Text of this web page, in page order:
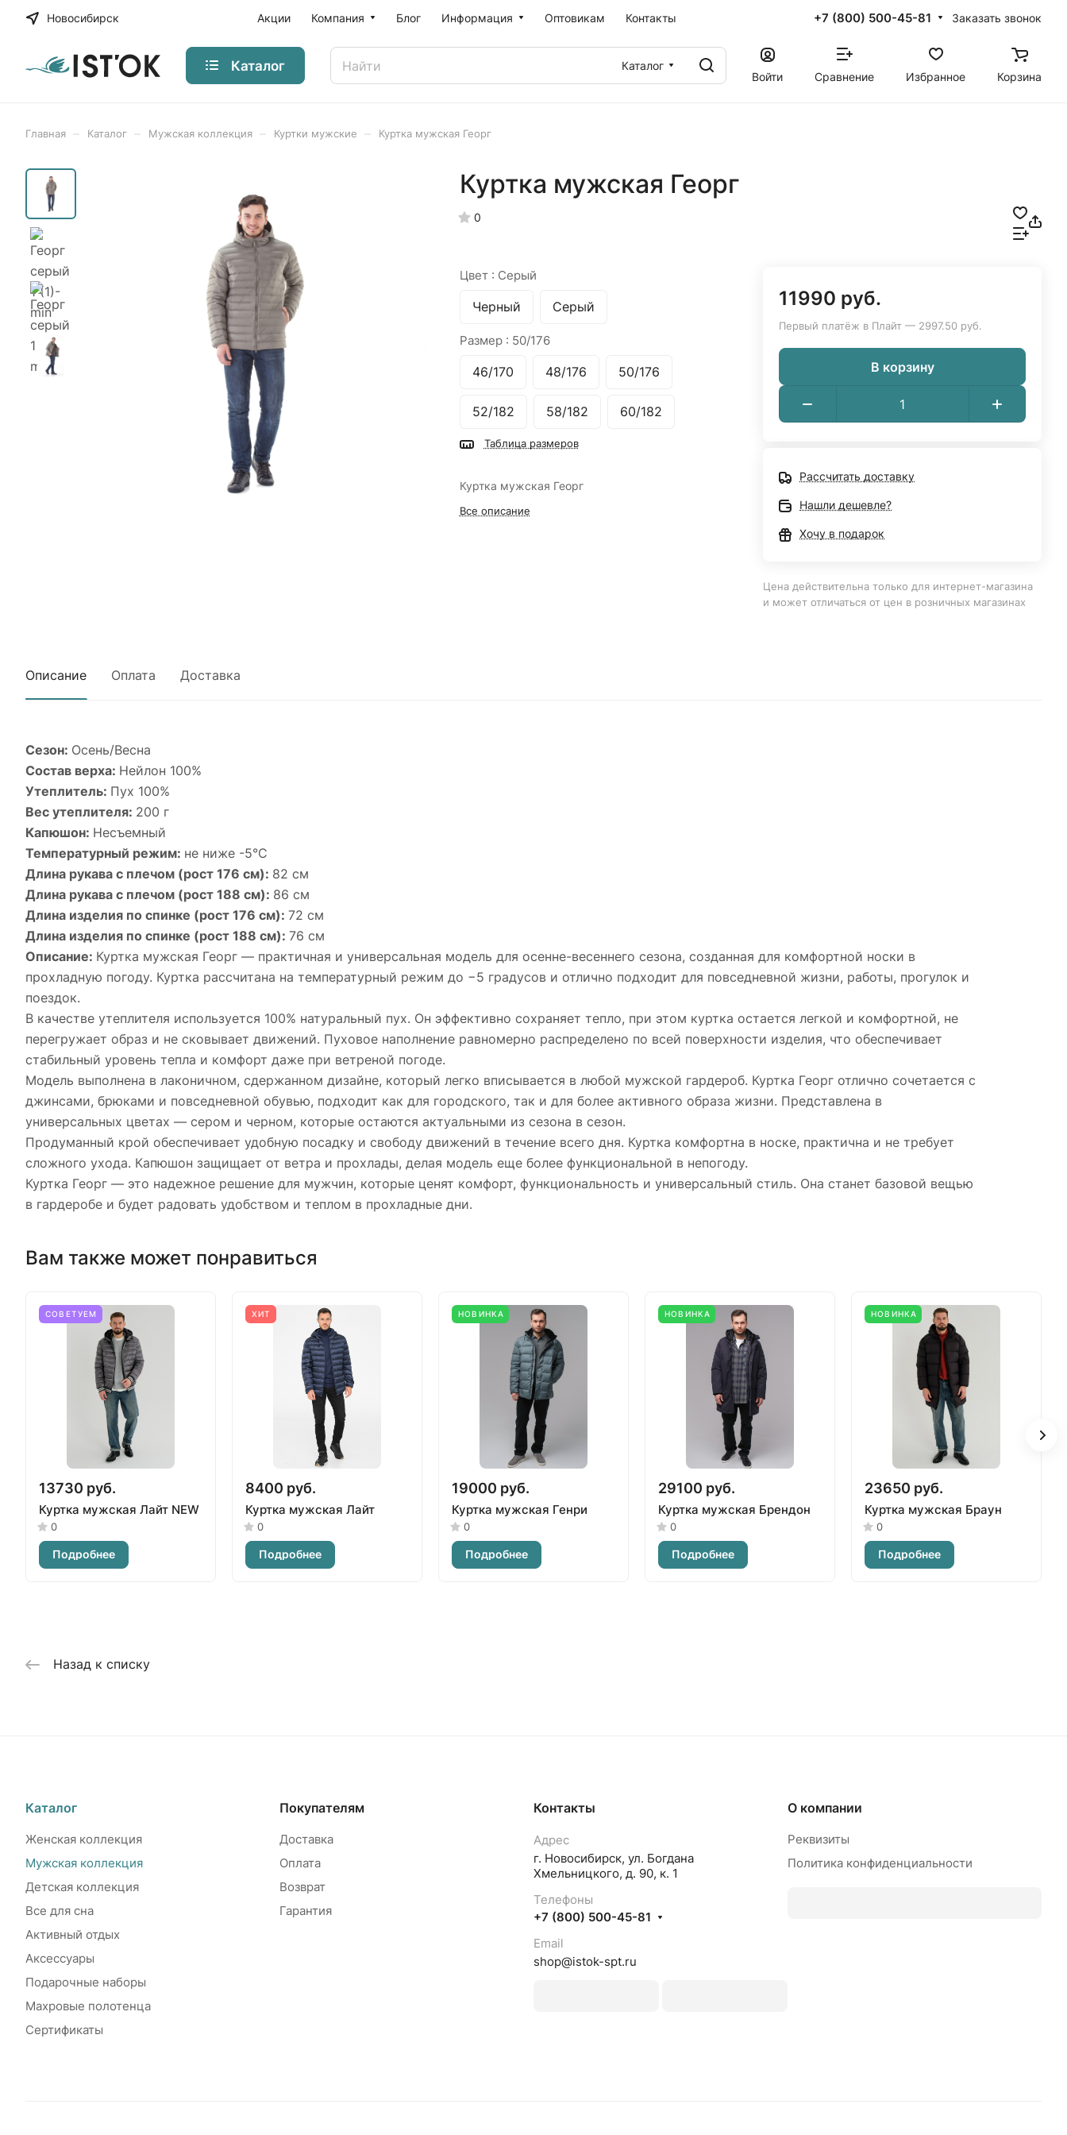
Новосибирск Акции Компания Блог Информация Оптовикам Контакты +7 (800) 500-45-81 Заказать звонок
Каталог
Каталог
Войти
Сравнение Избранное Корзина
Главная Каталог Мужская коллекция Куртки мужские Куртка мужская Георг
Куртка мужская Георг
0
Цвет : Серый
Черный Серый
Размер : 50/176
46/170 48/176 50/176
52/182 58/182 60/182
Таблица размеров
Куртка мужская Георг
Все описание
11990 руб.
Первый платёж в Плайт — 2997.50 руб.
В корзину
Рассчитать доставку
Нашли дешевле?
Хочу в подарок
Цена действительна только для интернет-магазина
и может отличаться от цен в розничных магазинах
Описание Оплата Доставка
Сезон: Осень/Весна
Состав верха: Нейлон 100%
Утеплитель: Пух 100%
Вес утеплителя: 200 г
Капюшон: Несъемный
Температурный режим: не ниже -5°С
Длина рукава с плечом (рост 176 см): 82 см
Длина рукава с плечом (рост 188 см): 86 см
Длина изделия по спинке (рост 176 см): 72 см
Длина изделия по спинке (рост 188 см): 76 см
Описание: Куртка мужская Георг — практичная и универсальная модель для осенне-весеннего сезона, созданная для комфортной носки в
прохладную погоду. Куртка рассчитана на температурный режим до −5 градусов и отлично подходит для повседневной жизни, работы, прогулок и
поездок.
В качестве утеплителя используется 100% натуральный пух. Он эффективно сохраняет тепло, при этом куртка остается легкой и комфортной, не
перегружает образ и не сковывает движений. Пуховое наполнение равномерно распределено по всей поверхности изделия, что обеспечивает
стабильный уровень тепла и комфорт даже при ветреной погоде.
Модель выполнена в лаконичном, сдержанном дизайне, который легко вписывается в любой мужской гардероб. Куртка Георг отлично сочетается с
джинсами, брюками и повседневной обувью, подходит как для городского, так и для более активного образа жизни. Представлена в
универсальных цветах — сером и черном, которые остаются актуальными из сезона в сезон.
Продуманный крой обеспечивает удобную посадку и свободу движений в течение всего дня. Куртка комфортна в носке, практична и не требует
сложного ухода. Капюшон защищает от ветра и прохлады, делая модель еще более функциональной в непогоду.
Куртка Георг — это надежное решение для мужчин, которые ценят комфорт, функциональность и универсальный стиль. Она станет базовой вещью
в гардеробе и будет радовать удобством и теплом в прохладные дни.
Вам также может понравиться
СОВЕТУЕМ
13730 руб.
Куртка мужская Лайт NEW
0
Подробнее
ХИТ
8400 руб.
Куртка мужская Лайт
0
Подробнее
НОВИНКА
19000 руб.
Куртка мужская Генри
0
Подробнее
НОВИНКА
29100 руб.
Куртка мужская Брендон
0
Подробнее
НОВИНКА
23650 руб.
Куртка мужская Браун
0
Подробнее
Назад к списку
Каталог
Женская коллекция
Мужская коллекция
Детская коллекция
Все для сна
Активный отдых
Аксессуары
Подарочные наборы
Махровые полотенца
Сертификаты
Покупателям
Доставка
Оплата
Возврат
Гарантия
Контакты
Адрес
г. Новосибирск, ул. Богдана
Хмельницкого, д. 90, к. 1
Телефоны
+7 (800) 500-45-81
Email
shop@istok-spt.ru
О компании
Реквизиты
Политика конфиденциальности